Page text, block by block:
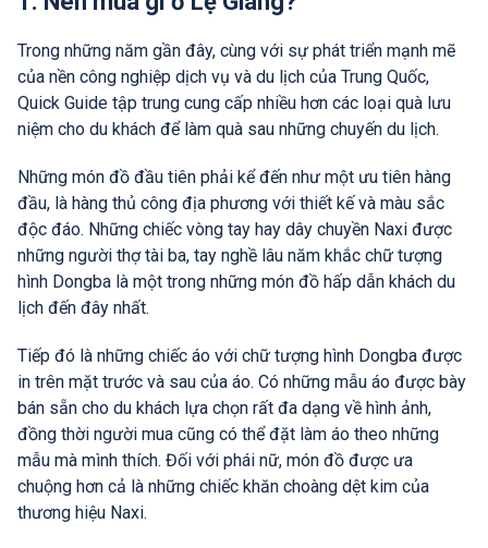
Trong những năm gần đây, cùng với sự phát triển mạnh mẽ
của nền công nghiệp dịch vụ và du lịch của Trung Quốc,
Quick Guide tập trung cung cấp nhiều hơn các loại quà lưu
niệm cho du khách để làm quà sau những chuyến du lịch.
Những món đồ đầu tiên phải kể đến như một ưu tiên hàng
đầu, là hàng thủ công địa phương với thiết kế và màu sắc
độc đáo. Những chiếc vòng tay hay dây chuyền Naxi được
những người thợ tài ba, tay nghề lâu năm khắc chữ tượng
hình Dongba là một trong những món đồ hấp dẫn khách du
lịch đến đây nhất.
Tiếp đó là những chiếc áo với chữ tượng hình Dongba được
in trên mặt trước và sau của áo. Có những mẫu áo được bày
bán sẵn cho du khách lựa chọn rất đa dạng về hình ảnh,
đồng thời người mua cũng có thể đặt làm áo theo những
mẫu mà mình thích. Đối với phái nữ, món đồ được ưa
chuộng hơn cả là những chiếc khăn choàng dệt kim của
thương hiệu Naxi.